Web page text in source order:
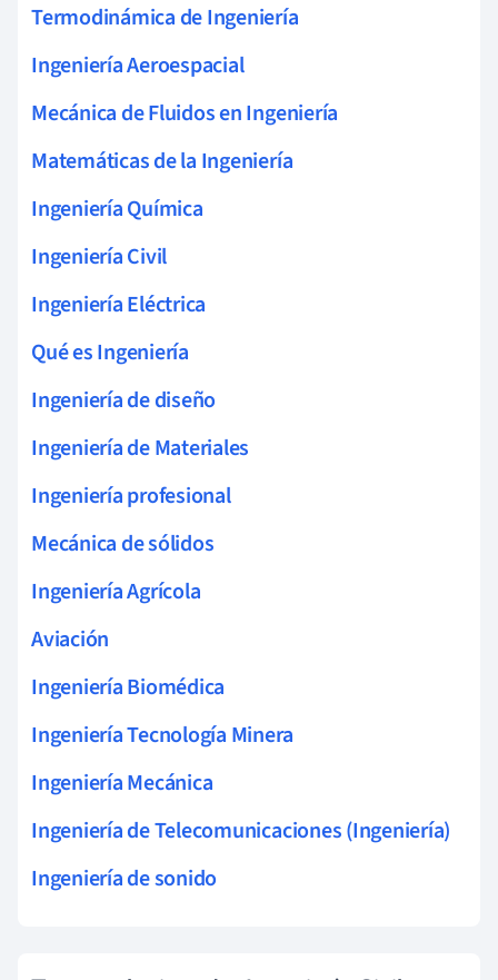
Termodinámica de Ingeniería
Ingeniería Aeroespacial
Mecánica de Fluidos en Ingeniería
Matemáticas de la Ingeniería
Ingeniería Química
Ingeniería Civil
Ingeniería Eléctrica
Qué es Ingeniería
Ingeniería de diseño
Ingeniería de Materiales
Ingeniería profesional
Mecánica de sólidos
Ingeniería Agrícola
Aviación
Ingeniería Biomédica
Ingeniería Tecnología Minera
Ingeniería Mecánica
Ingeniería de Telecomunicaciones (Ingeniería)
Ingeniería de sonido